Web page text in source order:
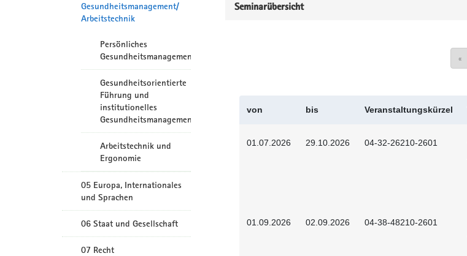
Gesundheitsmanagement/
Arbeitstechnik
Persönliches
Gesundheitsmanagement
Gesundheitsorientierte
Führung und
institutionelles
Gesundheitsmanagement
Arbeitstechnik und
Ergonomie
05 Europa, Internationales
und Sprachen
06 Staat und Gesellschaft
07 Recht
Seminarübersicht
«
von bis Veranstaltungskürzel
01.07.2026 29.10.2026 04-32-26210-2601
01.09.2026 02.09.2026 04-38-48210-2601